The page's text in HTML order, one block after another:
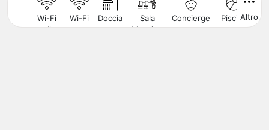
Wi-Fi
nelle
Wi-Fi Doccia
Sala
Meeting
Concierge
Piscina
per
Altro